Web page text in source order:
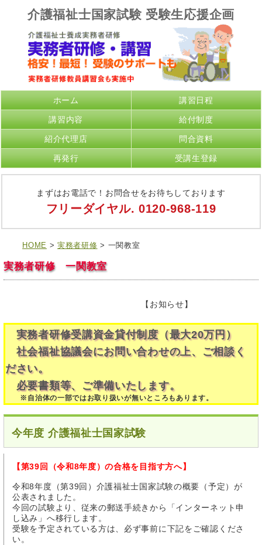
介護福祉士国家試験 受験生応援企画
ホーム 講習日程
講習内容 給付制度
紹介代理店 問合資料
再発行 受講生登録
まずはお電話で！お問合せをお待ちしております
フリーダイヤル. 0120-968-119
HOME >実務者研修 > 一関教室
実務者研修 一関教室
【お知らせ】
実務者研修受講資金貸付制度（最大20万円）
社会福祉協議会にお問い合わせの上、ご相談く
ださい。
必要書類等、ご準備いたします。
※自治体の一部ではお取り扱いが無いところもあります。
今年度 介護福祉士国家試験
【第39回（令和8年度）の合格を目指す方へ】
令和8年度（第39回）介護福祉士国家試験の概要（予定）が
公表されました。
今回の試験より、従来の郵送手続きから「インターネット申
し込み」へ移行します。
受験を予定されている方は、必ず事前に下記をご確認くださ
い。